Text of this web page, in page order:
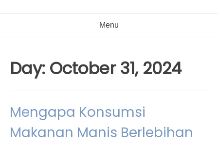
Menu
Day: October 31, 2024
Mengapa Konsumsi
Makanan Manis Berlebihan